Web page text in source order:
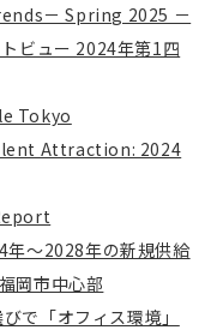
－ Spring 2025 －
ビュー 2024年第1四
Tokyo
Attraction: 2024
年～2028年の新規供給
岡市中心部
で「オフィス環境」